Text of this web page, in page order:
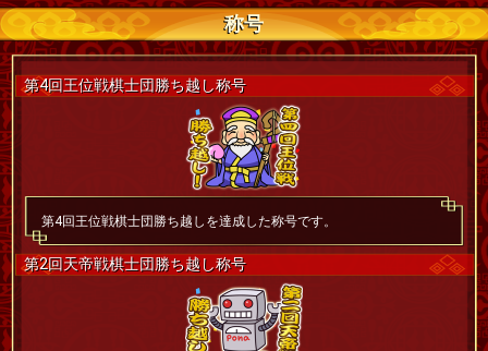
称号
第4回王位戦棋士団勝ち越し称号
第4回王位戦棋士団勝ち越しを達成した称号です。
第2回天帝戦棋士団勝ち越し称号